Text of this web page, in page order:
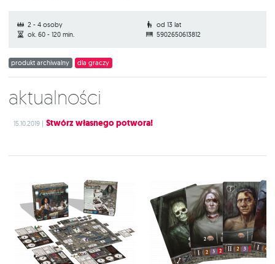
2 - 4 osoby
od 13 lat
ok. 60 - 120 min.
5902650613812
produkt archiwalny dla graczy
Aktualności
15.10.2019 | Stwórz własnego potwora!